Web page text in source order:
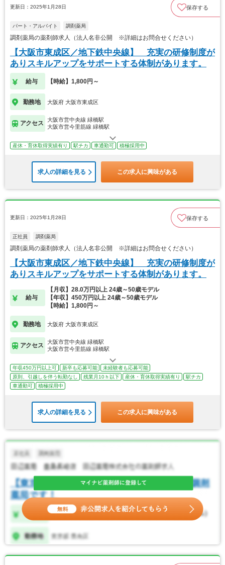
更新日：2025年1月28日 保存する
パート・アルバイト 調剤薬局
調剤薬局の薬剤師求人（法人名非公開 ※詳細はお問合せください）
【大阪市東成区／地下鉄中央線】 充実の研修制度が
ありスキルアップをサポートする体制があります。
給与 【時給】1,800円～
勤務地 大阪府 大阪市東成区
アクセス
大阪市営中央線 緑橋駅
大阪市営今里筋線 緑橋駅
産休・育休取得実績有り 駅チカ 車通勤可 積極採用中
求人の詳細を見る この求人に興味がある
更新日：2025年1月28日 保存する
正社員 調剤薬局
調剤薬局の薬剤師求人（法人名非公開 ※詳細はお問合せください）
【大阪市東成区／地下鉄中央線】 充実の研修制度が
ありスキルアップをサポートする体制があります。
給与
【月収】28.0万円以上 24歳～50歳モデル
【年収】450万円以上 24歳～50歳モデル
【時給】1,800円～
勤務地 大阪府 大阪市東成区
アクセス
大阪市営中央線 緑橋駅
大阪市営今里筋線 緑橋駅
年収450万円以上可 新卒も応募可能
未経験者も応募可能
原則、引越しを伴う転勤なし
残業月10ｈ以下 産休・育休取得実績有り
駅チカ
車通勤可
積極採用中
求人の詳細を見る この求人に興味がある